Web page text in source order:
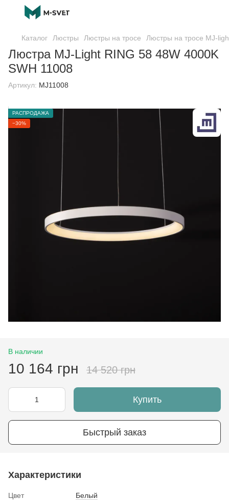
Каталог Люстры Люстры на тросе Люстры на тросе MJ-
Люстра MJ-Light RING 58 48W 4000K
SWH 11008
Артикул: MJ11008
РАСПРОДАЖА
−30%
В наличии
10 164 грн 14 520 грн
Купить
Быстрый заказ
Характеристики
Цвет
Белый